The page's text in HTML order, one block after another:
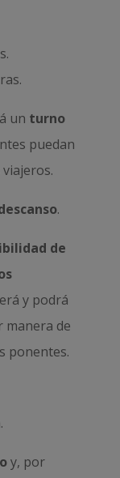
un turno
puedan
.
de
y podrá
manera de
ponentes.
y, por